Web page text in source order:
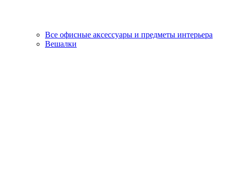
Все офисные аксессуары и предметы интерьера
Вешалки